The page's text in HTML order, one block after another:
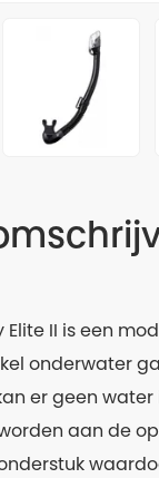
Elite II is een
onderwater
er geen
aan de